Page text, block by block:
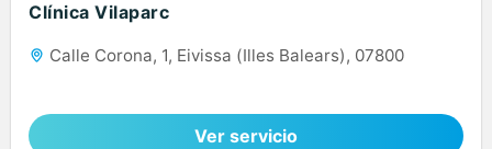
Clínica Vilaparc
Calle Corona, 1, Eivissa (Illes Balears), 07800
Ver servicio